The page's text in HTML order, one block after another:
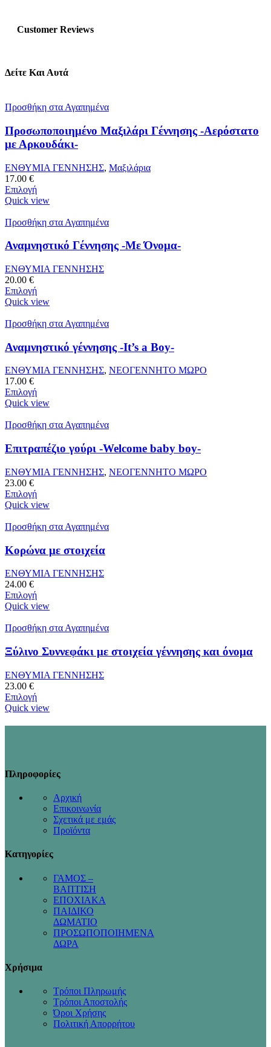
Customer Reviews
Δείτε Και Αυτά
Προσθήκη στα Αγαπημένα
Προσωποποιημένο Μαξιλάρι Γέννησης -Αερόστατο
με Αρκουδάκι-
ΕΝΘΥΜΙΑ ΓΕΝΝΗΣΗΣ, Μαξιλάρια
17.00 €
Επιλογή
Quick view
Προσθήκη στα Αγαπημένα
Αναμνηστικό Γέννησης -Με Όνομα-
ΕΝΘΥΜΙΑ ΓΕΝΝΗΣΗΣ
20.00 €
Επιλογή
Quick view
Προσθήκη στα Αγαπημένα
Αναμνηστικό γέννησης -It’s a Boy-
ΕΝΘΥΜΙΑ ΓΕΝΝΗΣΗΣ, ΝΕΟΓΕΝΝΗΤΟ ΜΩΡΟ
17.00 €
Επιλογή
Quick view
Προσθήκη στα Αγαπημένα
Επιτραπέζιο γούρι -Welcome baby boy-
ΕΝΘΥΜΙΑ ΓΕΝΝΗΣΗΣ, ΝΕΟΓΕΝΝΗΤΟ ΜΩΡΟ
23.00 €
Επιλογή
Quick view
Προσθήκη στα Αγαπημένα
Κορώνα με στοιχεία
ΕΝΘΥΜΙΑ ΓΕΝΝΗΣΗΣ
24.00 €
Επιλογή
Quick view
Προσθήκη στα Αγαπημένα
Ξύλινο Συννεφάκι με στοιχεία γέννησης και όνομα
ΕΝΘΥΜΙΑ ΓΕΝΝΗΣΗΣ
23.00 €
Επιλογή
Quick view
Πληροφορίες
Αρχική
Επικοινωνία
Σχετικά με εμάς
Προϊόντα
Κατηγορίες
ΓΑΜΟΣ –
ΒΑΠΤΙΣΗ
ΕΠΟΧΙΑΚΑ
ΠΑΙΔΙΚΟ
ΔΩΜΑΤΙΟ
ΠΡΟΣΩΠΟΠΟΙΗΜΕΝΑ
ΔΩΡΑ
Χρήσιμα
Τρόποι Πληρωμής
Τρόποι Αποστολής
Όροι Χρήσης
Πολιτική Απορρήτου